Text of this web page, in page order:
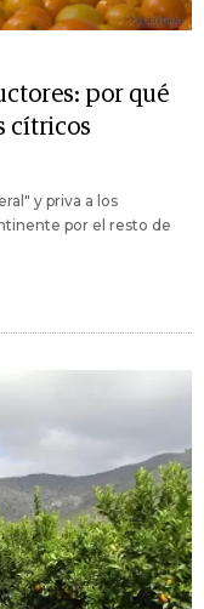
por qué
cítricos
y priva a los
por el resto de